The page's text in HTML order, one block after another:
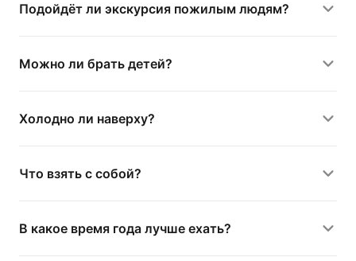
Подойдёт ли экскурсия пожилым людям?
Можно ли брать детей?
Холодно ли наверху?
Что взять с собой?
В какое время года лучше ехать?